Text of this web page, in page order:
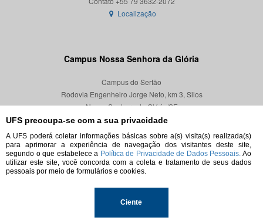
UFS preocupa-se com a sua privacidade
A UFS poderá coletar informações básicas sobre a(s) visita(s) realizada(s)
para aprimorar a experiência de navegação dos visitantes deste site,
segundo o que estabelece a Política de Privacidade de Dados Pessoais. Ao
utilizar este site, você concorda com a coleta e tratamento de seus dados
pessoais por meio de formulários e cookies.
Ciente
Localização
Campus Nossa Senhora da Glória
Campus do Sertão
Rodovia Engenheiro Jorge Neto, km 3, Silos
Nossa Senhora da Glória/SE
CEP 49680-000
Localização
© 2026. Todos os direitos reservados.
Universidade Federal de Sergipe.